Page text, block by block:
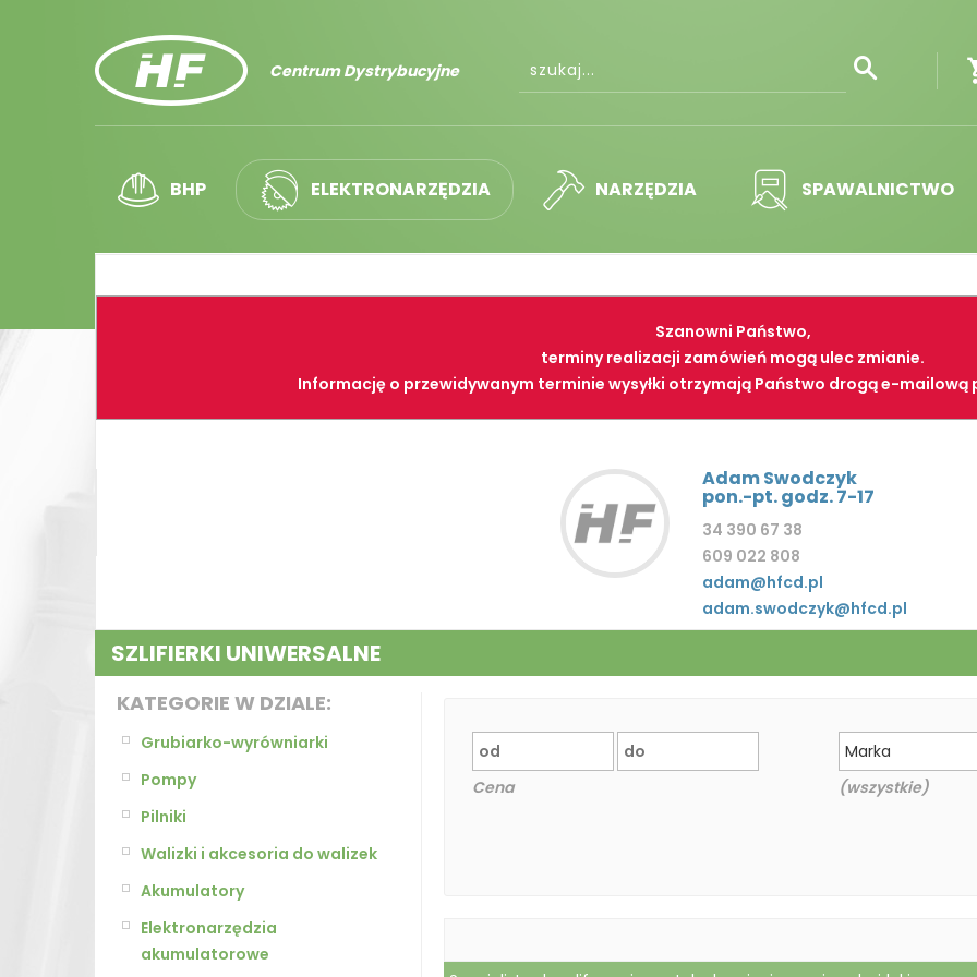
Centrum Dystrybucyjne
BHP ELEKTRONARZĘDZIA NARZĘDZIA SPAWALNICTWO
Szanowni Państwo,
terminy realizacji zamówień mogą ulec zmianie.
Informację o przewidywanym terminie wysyłki otrzymają Państwo drogą e-mailową
Adam Swodczyk
pon.-pt. godz. 7-17
34 390 67 38
609 022 808
adam@hfcd.pl
adam.swodczyk@hfcd.pl
SZLIFIERKI UNIWERSALNE
KATEGORIE W DZIALE:
Grubiarko-wyrówniarki
Pompy
Pilniki
Walizki i akcesoria do walizek
Akumulatory
Elektronarzędzia
akumulatorowe
Cena
Marka
(wszystkie)